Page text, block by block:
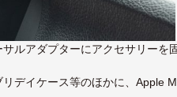
ルアダプターにアクセサリー
デイケース等のほかに、Apple